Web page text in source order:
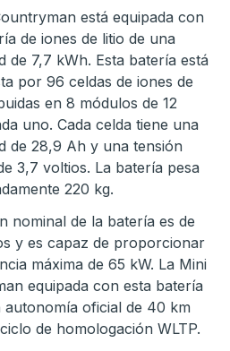
está equipada con
de iones de litio de una
de 7,7 kWh. Esta batería está
por 96 celdas de iones de
en 8 módulos de 12
uno. Cada celda tiene una
de 28,9 Ah y una tensión
3,7 voltios. La batería pesa
220 kg.
nominal de la batería es de
y es capaz de proporcionar
máxima de 65 kW. La Mini
equipada con esta batería
autonomía oficial de 40 km
de homologación WLTP.